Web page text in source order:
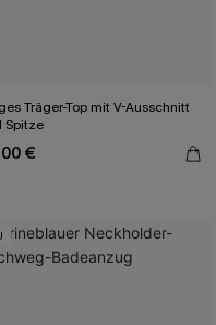
Träger-Top mit V-Ausschnitt
Spitze
€